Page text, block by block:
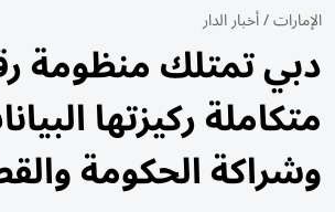
الإمارات/أخبار الدار
دبي تمتلك منظومة
متكاملة ركيزتها
وشراكة الحكومة